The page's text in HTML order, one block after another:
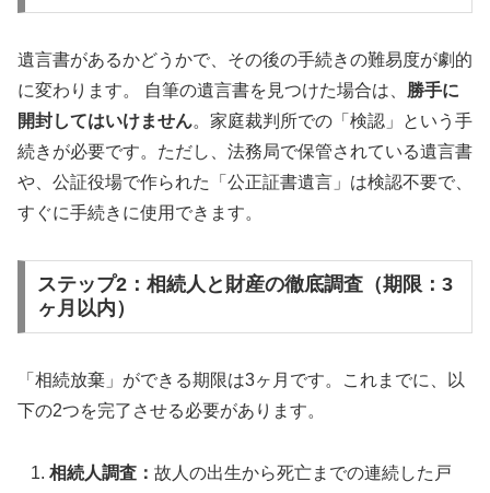
遺言書があるかどうかで、その後の手続きの難易度が劇的
に変わります。 自筆の遺言書を見つけた場合は、 勝手に
開封してはいけません。家庭裁判所での「検認」という手
続きが必要です。ただし、法務局で保管されている遺言書
や、公証役場で作られた「公正証書遺言」は検認不要で、
すぐに手続きに使用できます。
ステップ2：相続人と財産の徹底調査（期限：3
ヶ月以内）
「相続放棄」ができる期限は3ヶ月です。これまでに、以
下の2つを完了させる必要があります。
相続人調査：故人の出生から死亡までの連続した戸